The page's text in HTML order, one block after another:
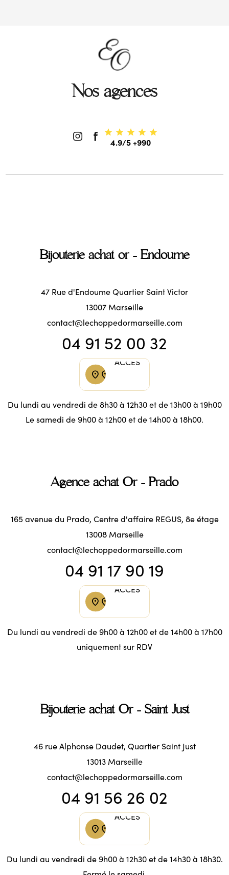
Nos agences
4.9/5 +990
Bijouterie achat or - Endoume
47 Rue d'Endoume Quartier Saint Victor
13007 Marseille
contact@lechoppedormarseille.com
04 91 52 00 32
location_on location_on
ACCÈS
ACCÈS
Du lundi au vendredi de 8h30 à 12h30 et de 13h00 à 19h00
Le samedi de 9h00 à 12h00 et de 14h00 à 18h00.
Agence achat Or - Prado
165 avenue du Prado, Centre d'affaire REGUS, 8e étage
13008 Marseille
contact@lechoppedormarseille.com
04 91 17 90 19
location_on location_on
ACCÈS
ACCÈS
Du lundi au vendredi de 9h00 à 12h00 et de 14h00 à 17h00
uniquement sur RDV
Bijouterie achat Or - Saint Just
46 rue Alphonse Daudet, Quartier Saint Just
13013 Marseille
contact@lechoppedormarseille.com
04 91 56 26 02
location_on location_on
ACCÈS
ACCÈS
Du lundi au vendredi de 9h00 à 12h30 et de 14h30 à 18h30.